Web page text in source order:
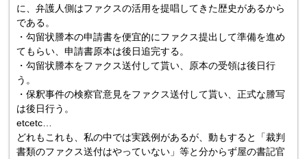
に、弁護人側はファクスの活用を提唱してきた歴史があるから
である。
・勾留状謄本の申請書を便宜的にファクス提出して準備を進め
てもらい、申請書原本は後日追完する。
・勾留状謄本をファクス送付して貰い、原本の受領は後日行
う。
・保釈事件の検察官意見をファクス送付して貰い、正式な謄写
は後日行う。
etcetc…
どれもこれも、私の中では実践例があるが、動もすると「裁判
書類のファクス送付はやっていない」等と分からず屋の書記官